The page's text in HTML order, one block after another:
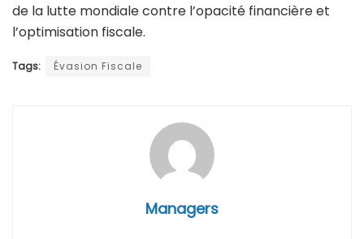
de la lutte mondiale contre l’opacité financière et
l’optimisation fiscale.
Tags: Évasion Fiscale
Managers